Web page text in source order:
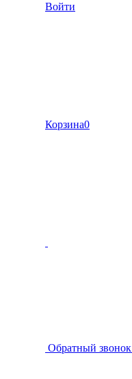
Войти
Корзина0
Обратный звонок